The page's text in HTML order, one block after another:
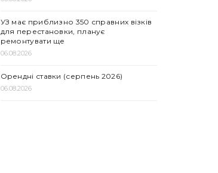
УЗ має приблизно 350 справних візків
для перестановки, планує
ремонтувати ще
06.08.2026
Орендні ставки (серпень 2026)
06.08.2026